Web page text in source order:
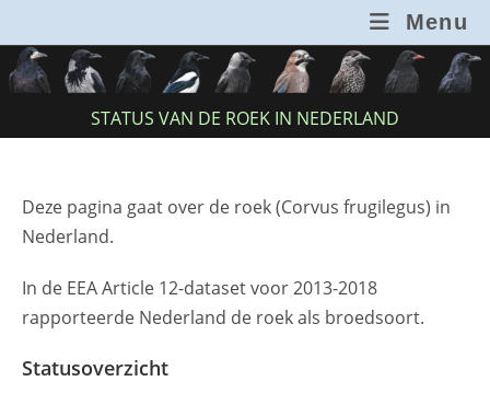
inhoud
Menu
STATUS VAN DE ROEK IN NEDERLAND
Deze pagina gaat over de roek (Corvus frugilegus) in
Nederland.
In de EEA Article 12-dataset voor 2013-2018
rapporteerde Nederland de roek als broedsoort.
Statusoverzicht